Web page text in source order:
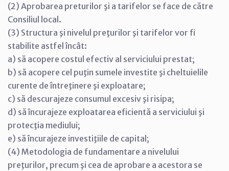
(2) Aprobarea preturilor şi a tarifelor se face de către
Consiliul local.
(3) Structura şi nivelul preţurilor şi tarifelor vor fi
stabilite astfel încât:
a) să acopere costul efectiv al serviciului prestat;
b) să acopere cel puţin sumele investite şi cheltuielile
curente de întreţinere şi exploatare;
c) să descurajeze consumul excesiv şi risipa;
d) să încurajeze exploatarea eficientă a serviciului şi
protecţia mediului;
e) să încurajeze investiţiile de capital;
(4) Metodologia de fundamentare a nivelului
preţurilor, precum şi cea de aprobare a acestora se